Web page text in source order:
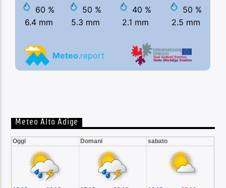
Meteo Alto Adige
Oggi Domani sabato